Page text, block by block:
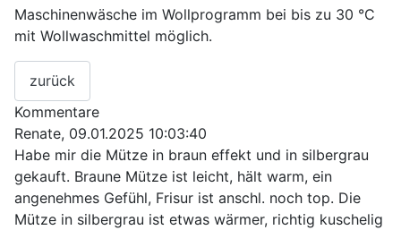
Maschinenwäsche im Wollprogramm bei bis zu 30 °C
mit Wollwaschmittel möglich.
Kommentare
Renate, 09.01.2025 10:03:40
Habe mir die Mütze in braun effekt und in silbergrau
gekauft. Braune Mütze ist leicht, hält warm, ein
angenehmes Gefühl, Frisur ist anschl. noch top. Die
Mütze in silbergrau ist etwas wärmer, richtig kuschelig